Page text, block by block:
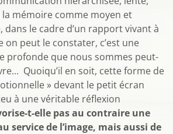
la mémoire comme moyen et
dans le cadre d’un rapport vivant à
on peut le constater, c’est une
profonde que nous sommes peut-
Quoiqu’il en soit, cette forme de
» devant le petit écran
à une véritable réflexion
t-elle pas au contraire une
service de l’image, mais aussi de